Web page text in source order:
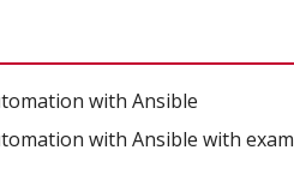
with Ansible
with Ansible with exam